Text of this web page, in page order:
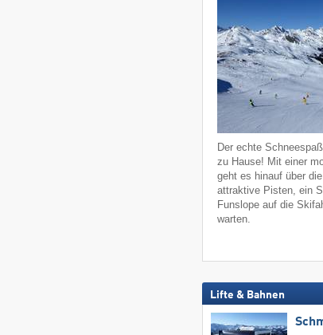
Der echte
zu Hause! Mit einer
geht es hinauf über
attraktive Pisten, ein
Funslope auf die
warten.
Lifte & Bahnen